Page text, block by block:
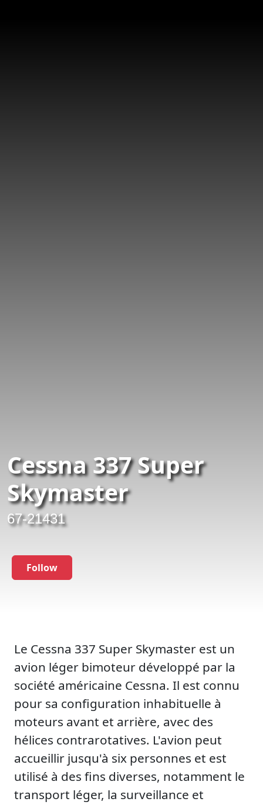
Cessna 337 Super
Skymaster
67-21431
Follow
Le Cessna 337 Super Skymaster est un
avion léger bimoteur développé par la
société américaine Cessna. Il est connu
pour sa configuration inhabituelle à
moteurs avant et arrière, avec des
hélices contrarotatives. L'avion peut
accueillir jusqu'à six personnes et est
utilisé à des fins diverses, notamment le
transport léger, la surveillance et